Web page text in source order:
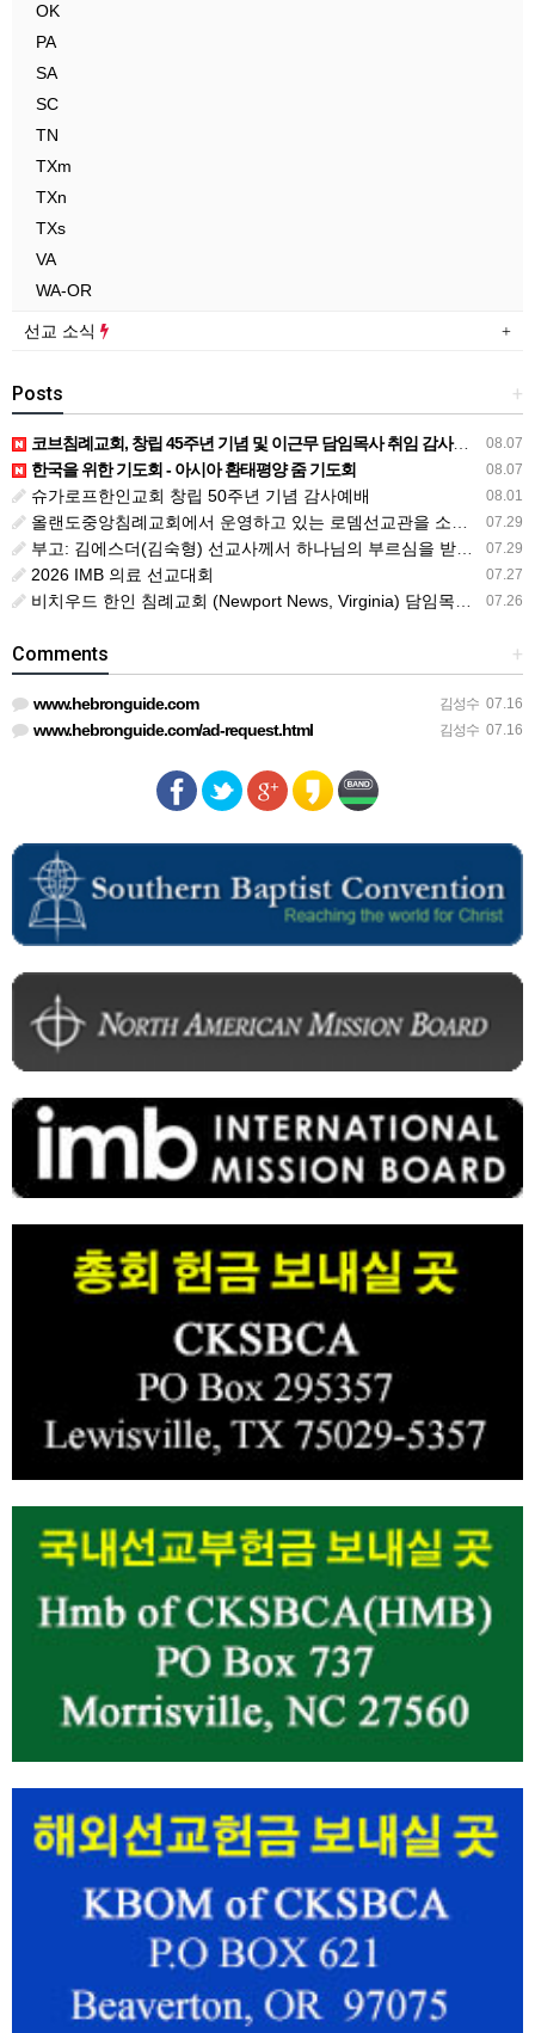
OK
PA
SA
SC
TN
TXm
TXn
TXs
VA
WA-OR
선교 소식
+
Posts
08.07
코브침례교회, 창립 45주년 기념 및 이근무 담임목사 취임 감사예배 드려
08.07
한국을 위한 기도회 - 아시아 환태평양 줌 기도회
08.01
슈가로프한인교회 창립 50주년 기념 감사예배
07.29
올랜도중앙침례교회에서 운영하고 있는 로뎀선교관을 소개해 드립니다
07.29
부고: 김에스더(김숙형) 선교사께서 하나님의 부르심을 받았습니다.
07.27
2026 IMB 의료 선교대회
07.26
비치우드 한인 침례교회 (Newport News, Virginia) 담임목사 청빙
+
Comments
김성수 07.16
www.hebronguide.com
김성수 07.16
www.hebronguide.com/ad-request.html